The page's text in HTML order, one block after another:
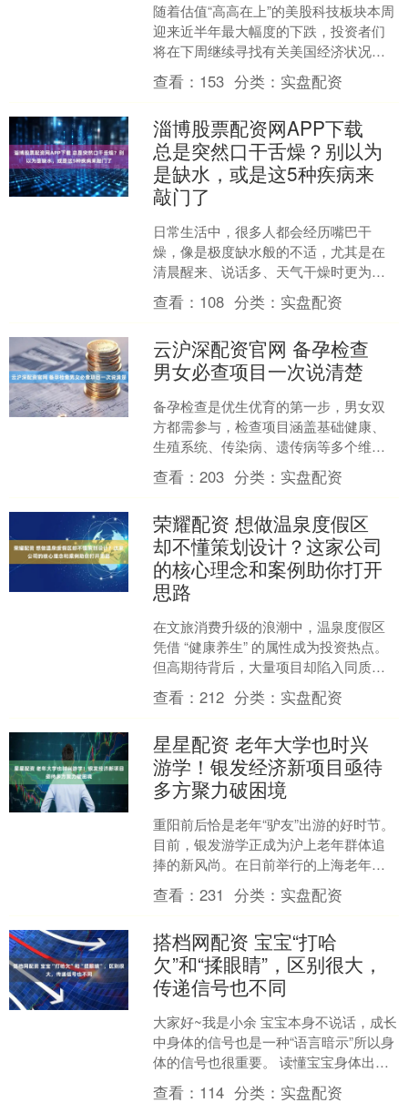
随着估值“高高在上”的美股科技板块本周
迎来近半年最大幅度的下跌，投资者们
将在下周继续寻找有关美国经济状况的
线索，以及等待与美国政府结束“停摆”有
关的任何好消息或....
查看： 153 分类： 实盘配资
淄博股票配资网APP下载
总是突然口干舌燥？别以为
是缺水，或是这5种疾病来
敲门了
日常生活中，很多人都会经历嘴巴干
燥，像是极度缺水般的不适，尤其是在
清晨醒来、说话多、天气干燥时更为明
显。大多数人以为这是“水喝少了”的表
现，便匆匆喝几杯水应对，....
查看： 108 分类： 实盘配资
云沪深配资官网 备孕检查
男女必查项目一次说清楚
备孕检查是优生优育的第一步，男女双
方都需参与，检查项目涵盖基础健康、
生殖系统、传染病、遗传病等多个维
度。以下是2025年最新指南整理的男女
必查项目清单，一次说清....
查看：203 分类： 实盘配资
荣耀配资 想做温泉度假区
却不懂策划设计？这家公司
的核心理念和案例助你打开
思路
在文旅消费升级的浪潮中，温泉度假区
凭借 “健康养生” 的属性成为投资热点。
但高期待背后，大量项目却陷入同质化
困局 —— 千篇一律的泡池、季节性客流
断层、体验单一....
查看：212 分类： 实盘配资
星星配资 老年大学也时兴
游学！银发经济新项目亟待
多方聚力破困境
重阳前后恰是老年“驴友”出游的好时节。
目前，银发游学正成为沪上老年群体追
捧的新风尚。在日前举行的上海老年学
习课程展上，一些老年大学开发的银发
族游学课程特别吸引沪....
查看：231 分类： 实盘配资
搭档网配资 宝宝“打哈
欠”和“揉眼睛”，区别很大，
传递信号也不同
大家好~我是小余 宝宝本身不说话，成长
中身体的信号也是一种“语言暗示”所以身
体的信号也很重要。 读懂宝宝身体出现
的信号，也能够更好的为宝宝成长发育
保驾护航。 宝....
查看： 114 分类： 实盘配资